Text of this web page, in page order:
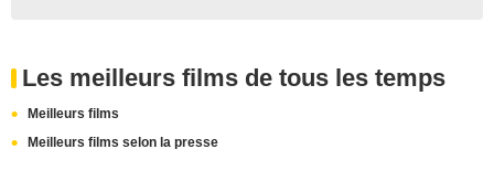
Les meilleurs films de tous les temps
Meilleurs films
Meilleurs films selon la presse